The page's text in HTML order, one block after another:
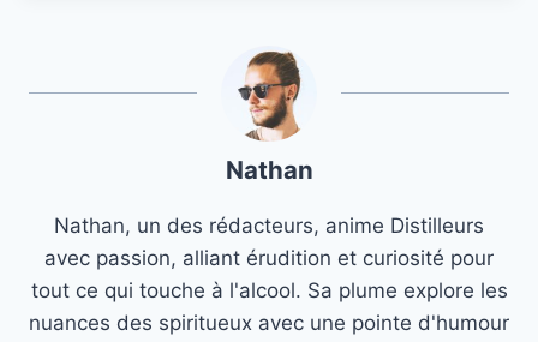
Nathan
Nathan, un des rédacteurs, anime Distilleurs
avec passion, alliant érudition et curiosité pour
tout ce qui touche à l'alcool. Sa plume explore les
nuances des spiritueux avec une pointe d'humour